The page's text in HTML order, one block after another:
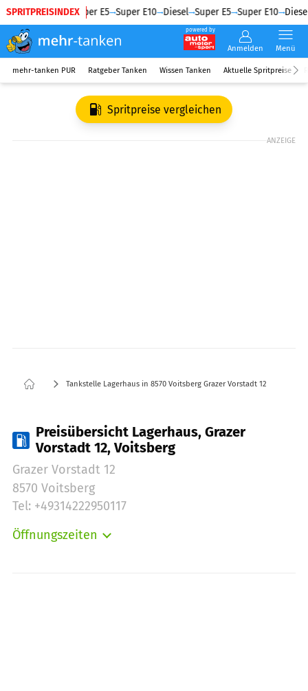
SPRITPREISINDEX
Diesel Super E5 Super E10 Diesel Super E5 Super E10 Diesel
powered by
Anmelden Menü
mehr-tanken PUR Ratgeber Tanken Wissen Tanken Aktuelle Spritpreise
Spritpreise vergleichen
ANZEIGE
Tankstelle Lagerhaus in 8570 Voitsberg Grazer Vorstadt 12
Preisübersicht Lagerhaus, Grazer
Vorstadt 12, Voitsberg
Grazer Vorstadt 12
8570 Voitsberg
Tel: +49314222950117
Öffnungszeiten